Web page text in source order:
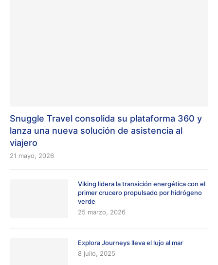
Snuggle Travel consolida su plataforma 360 y
lanza una nueva solución de asistencia al
viajero
21 mayo, 2026
Viking lidera la transición energética con el
primer crucero propulsado por hidrógeno
verde
25 marzo, 2026
Explora Journeys lleva el lujo al mar
8 julio, 2025